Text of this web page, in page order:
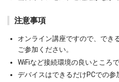
注意事項
オンライン講座ですので、でき
ご参加ください。
WiFiなど接続環境の良いところ
デバイスはできるだけPCでの参